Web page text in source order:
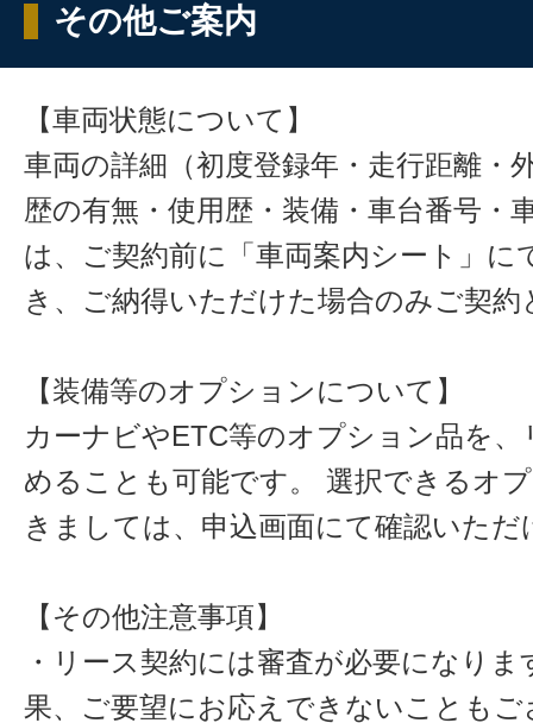
その他ご案内
【車両状態について】
車両の詳細（初度登録年・走行距離・
歴の有無・使用歴・装備・車台番号・
は、ご契約前に「車両案内シート」に
き、ご納得いただけた場合のみご契約
【装備等のオプションについて】
カーナビやETC等のオプション品を、
めることも可能です。 選択できるオ
きましては、申込画面にて確認いただ
【その他注意事項】
・リース契約には審査が必要になりま
果、ご要望にお応えできないことも